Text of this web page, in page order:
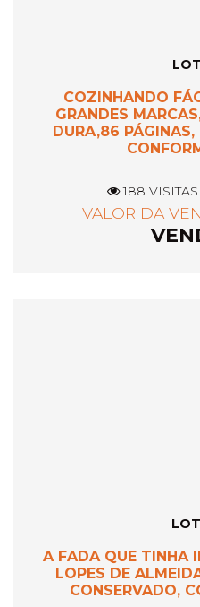
COZINHANDO
GRANDES
DURA,86 PÁGINAS,
188 VISITAS
VALOR DA
A FADA QUE TINHA
LOPES DE
CONSERVADO,